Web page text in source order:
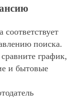
соответствует
поиска.
график,
и бытовые